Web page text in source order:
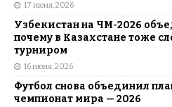
17 июня, 2026
Узбекистан на ЧМ-2026
почему в Казахстане тоже
турниром
16 июня, 2026
Футбол снова объединил
чемпионат мира — 2026